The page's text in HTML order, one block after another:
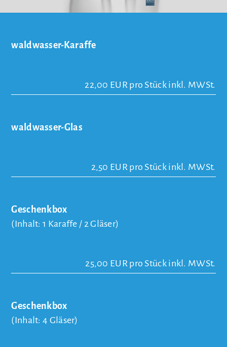
waldwasser-Karaffe
22,00 EUR pro Stück inkl. MWSt.
waldwasser-Glas
2,50 EUR pro Stück inkl. MWSt.
Geschenkbox
(Inhalt: 1 Karaffe / 2 Gläser)
25,00 EUR pro Stück inkl. MWSt.
Geschenkbox
(Inhalt: 4 Gläser)